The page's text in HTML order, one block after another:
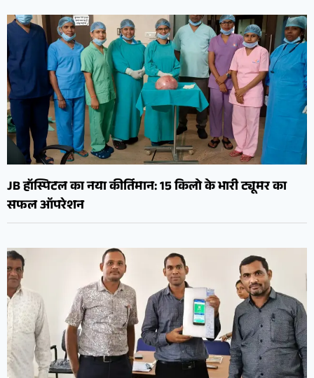
JB हॉस्पिटल का नया कीर्तिमान: 15 किलो के भारी ट्यूमर का
सफल ऑपरेशन